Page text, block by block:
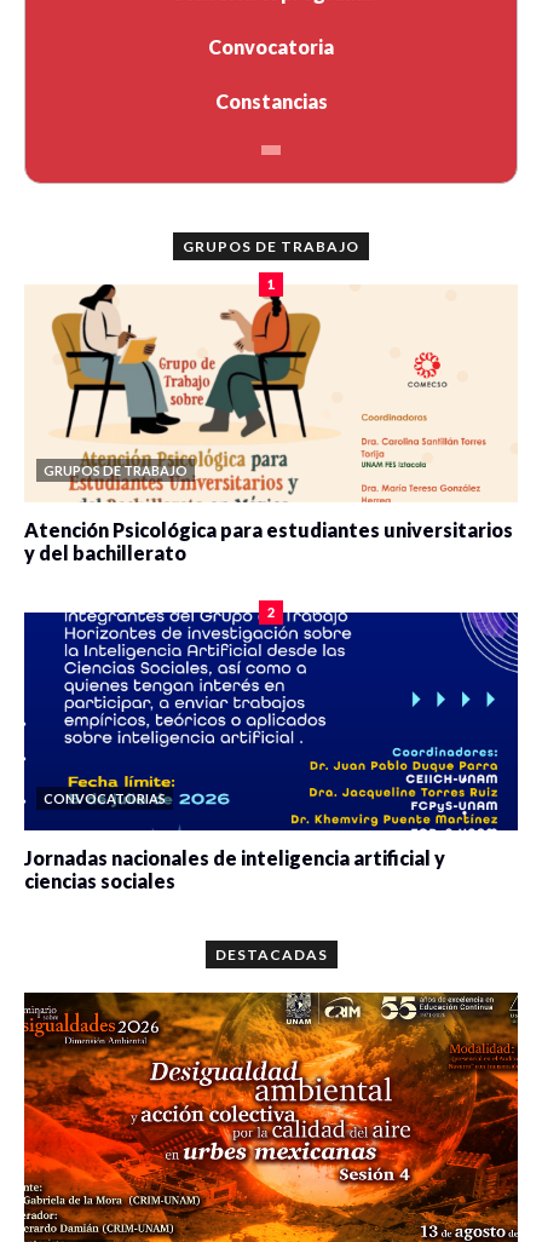
Convocatoria
Constancias
GRUPOS DE TRABAJO
1
GRUPOS DE TRABAJO
Atención Psicológica para estudiantes universitarios
y del bachillerato
2
CONVOCATORIAS
Jornadas nacionales de inteligencia artificial y
ciencias sociales
DESTACADAS